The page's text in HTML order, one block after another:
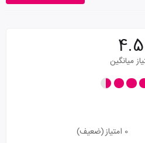
4.5
میانگین
0 امتیاز
(ضعیف)